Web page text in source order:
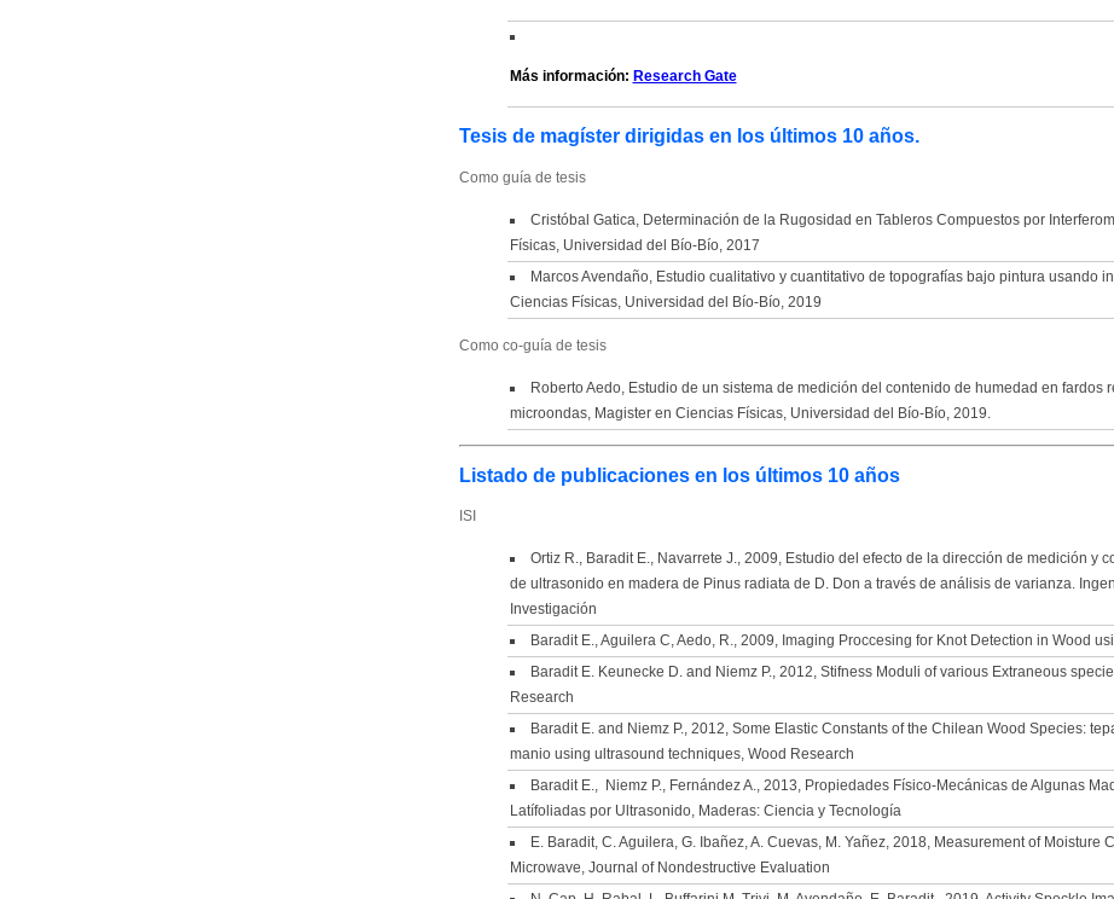
Más información: Research Gate
Tesis de magíster dirigidas en los últimos 10 años.
Como guía de tesis
Cristóbal Gatica, Determinación de la Rugosidad en Tableros Compuestos por
Físicas, Universidad del Bío-Bío, 2017
Marcos Avendaño, Estudio cualitativo y cuantitativo de topografías bajo pintura usando
Ciencias Físicas, Universidad del Bío-Bío, 2019
Como co-guía de tesis
Roberto Aedo, Estudio de un sistema de medición del contenido de humedad en fardos
microondas, Magister en Ciencias Físicas, Universidad del Bío-Bío, 2019.
Listado de publicaciones en los últimos 10 años
ISI
Ortiz R., Baradit E., Navarrete J., 2009, Estudio del efecto de la dirección de medición y
de ultrasonido en madera de Pinus radiata de D. Don a través de análisis de varianza.
Investigación
Baradit E., Aguilera C, Aedo, R., 2009, Imaging Proccesing for Knot Detection in Wood
Baradit E. Keunecke D. and Niemz P., 2012, Stifness Moduli of various Extraneous
Research
Baradit E. and Niemz P., 2012, Some Elastic Constants of the Chilean Wood Species:
manio using ultrasound techniques, Wood Research
Baradit E., Niemz P., Fernández A., 2013, Propiedades Físico-Mecánicas de Algunas
Latífoliadas por Ultrasonido, Maderas: Ciencia y Tecnología
E. Baradit, C. Aguilera, G. Ibañez, A. Cuevas, M. Yañez, 2018, Measurement of Moisture
Microwave, Journal of Nondestructive Evaluation